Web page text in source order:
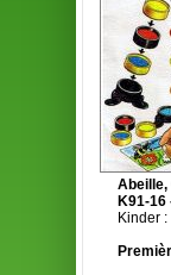
Abeille,
K91-16
Kinder